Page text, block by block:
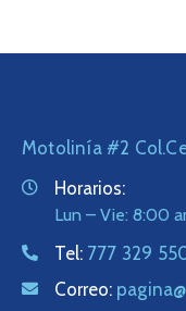
Motolinía #2
Horarios:
Lun – Vie: 8:00
Tel: 777 329
Correo: